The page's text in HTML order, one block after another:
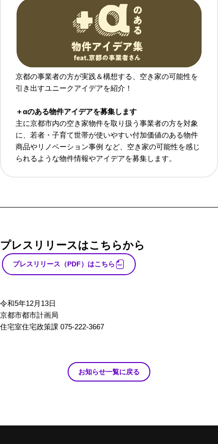
京都の事業者の方が実践＆構想する、空き家の可能性を
引き出すユニークアイデアを紹介！
＋αのある物件アイデアを募集します
主に京都市内の空き家物件を取り扱う事業者の方を対象
に、若者・子育て世帯が使いやすい付加価値のある物件
商品やリノベーション事例 など、空き家の可能性を感じ
られるような物件情報やアイデアを募集します。
プレスリリースはこちらから
プレスリリース（PDF）はこちら
令和5年12月13日
京都市都市計画局
住宅室住宅政策課 075-222-3667
お知らせ一覧に戻る